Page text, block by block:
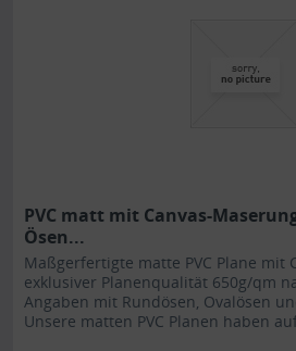
PVC matt mit Canvas-
Ösen...
Maßgerfertigte matte PVC Plane mit
exklusiver Planenqualität 650g/qm
Angaben mit Rundösen, Ovalösen
Unsere matten PVC Planen haben